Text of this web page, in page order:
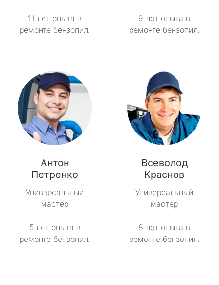
11 лет опыта в
ремонте бензопил.
9 лет опыта в
ремонте бензопил.
Антон
Петренко
Универсальный
мастер
5 лет опыта в
ремонте бензопил.
Всеволод
Краснов
Универсальный
мастер
8 лет опыта в
ремонте бензопил.